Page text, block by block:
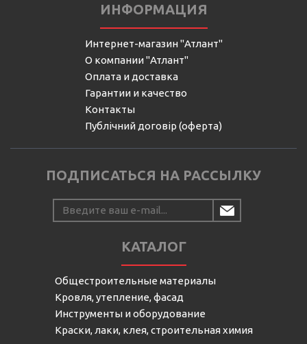
ИНФОРМАЦИЯ
Интернет-магазин "Атлант"
О компании "Атлант"
Оплата и доставка
Гарантии и качество
Контакты
Публічний договір (оферта)
ПОДПИСАТЬСЯ НА РАССЫЛКУ
КАТАЛОГ
Общестроительные материалы
Кровля, утепление, фасад
Инструменты и оборудование
Краски, лаки, клея, строительная химия